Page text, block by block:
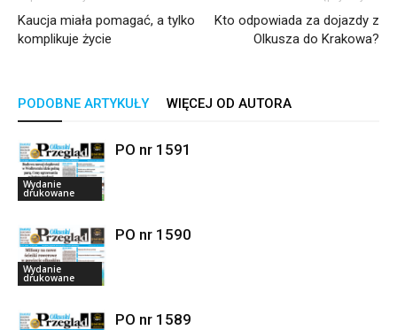
Kaucja miała pomagać, a tylko
komplikuje życie
Kto odpowiada za dojazdy z
Olkusza do Krakowa?
PODOBNE ARTYKUŁY WIĘCEJ OD AUTORA
Wydanie
drukowane
PO nr 1591
Wydanie
drukowane
PO nr 1590
PO nr 1589